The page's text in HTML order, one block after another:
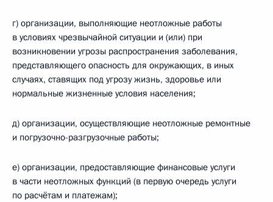
г) организации, выполняющие неотложные работы
в условиях чрезвычайной ситуации и (или) при
возникновении угрозы распространения заболевания,
представляющего опасность для окружающих, в иных
случаях, ставящих под угрозу жизнь, здоровье или
нормальные жизненные условия населения;
д) организации, осуществляющие неотложные ремонтные
и погрузочно-разгрузочные работы;
е) организации, предоставляющие финансовые услуги
в части неотложных функций (в первую очередь услуги
по расчётам и платежам);